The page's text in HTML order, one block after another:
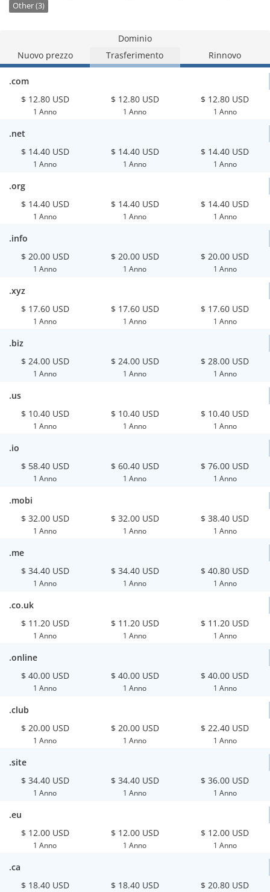
Other (3)
Dominio
Nuovo prezzo
Trasferimento Rinnovo
.com
$ 12.80 USD
1 Anno
$ 12.80 USD
1 Anno
$ 12.80 USD
1 Anno
.net
$ 14.40 USD
1 Anno
$ 14.40 USD
1 Anno
$ 14.40 USD
1 Anno
.org
$ 14.40 USD
1 Anno
$ 14.40 USD
1 Anno
$ 14.40 USD
1 Anno
.info
$ 20.00 USD
1 Anno
$ 20.00 USD
1 Anno
$ 20.00 USD
1 Anno
.xyz
$ 17.60 USD
1 Anno
$ 17.60 USD
1 Anno
$ 17.60 USD
1 Anno
.biz
$ 24.00 USD
1 Anno
$ 24.00 USD
1 Anno
$ 28.00 USD
1 Anno
.us
$ 10.40 USD
1 Anno
$ 10.40 USD
1 Anno
$ 10.40 USD
1 Anno
.io
$ 58.40 USD
1 Anno
$ 60.40 USD
1 Anno
$ 76.00 USD
1 Anno
.mobi
$ 32.00 USD
1 Anno
$ 32.00 USD
1 Anno
$ 38.40 USD
1 Anno
.me
$ 34.40 USD
1 Anno
$ 34.40 USD
1 Anno
$ 40.80 USD
1 Anno
.co.uk
$ 11.20 USD
1 Anno
$ 11.20 USD
1 Anno
$ 11.20 USD
1 Anno
.online
$ 40.00 USD
1 Anno
$ 40.00 USD
1 Anno
$ 40.00 USD
1 Anno
.club
$ 20.00 USD
1 Anno
$ 20.00 USD
1 Anno
$ 22.40 USD
1 Anno
.site
$ 34.40 USD
1 Anno
$ 34.40 USD
1 Anno
$ 36.00 USD
1 Anno
.eu
$ 12.00 USD
1 Anno
$ 12.00 USD
1 Anno
$ 12.00 USD
1 Anno
.ca
$ 18.40 USD
$ 18.40 USD $ 20.80 USD